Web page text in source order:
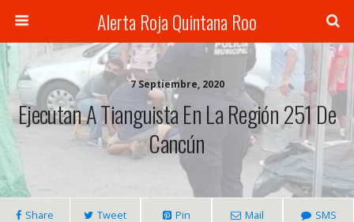
Alerta Roja Quintana Roo
7 Septiembre, 2020
Ejecutan A Tianguista En La Región 251 De
Cancún
Share Tweet Pin Mail SMS